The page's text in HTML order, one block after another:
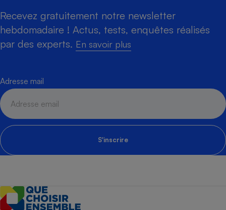
Recevez gratuitement notre newsletter
hebdomadaire ! Actus, tests, enquêtes réalisés
par des experts. En savoir plus
Adresse mail
S'inscrire